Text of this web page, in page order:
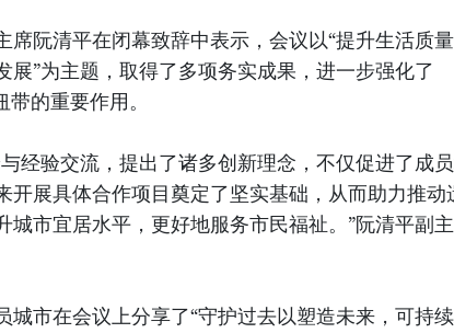
席阮清平在闭幕致辞中表示，会议以“提升生活质
展”为主题，取得了多项务实成果，进一步强化了
的重要作用。
经验交流，提出了诸多创新理念，不仅促进了成
开展具体合作项目奠定了坚实基础，从而助力推动
城市宜居水平，更好地服务市民福祉。”阮清平副
城市在会议上分享了“守护过去以塑造未来，可持